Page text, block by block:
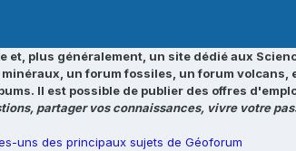
plus généralement, un site dédié aux
un forum fossiles, un forum volcans,
Il est possible de publier des offres
partager vos connaissances, vivre votre
uns des principaux sujets de Géoforum